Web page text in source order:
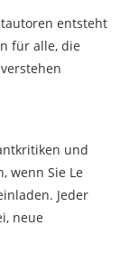
entsteht
für alle, die
und
wenn Sie Le
Jeder
neue